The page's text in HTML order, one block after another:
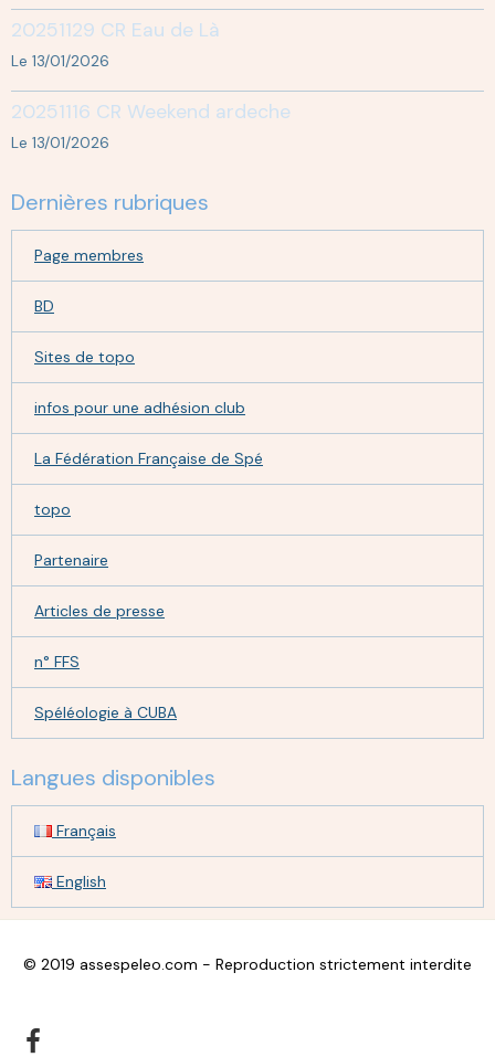
20251129 CR Eau de Là
Le 13/01/2026
20251116 CR Weekend ardeche
Le 13/01/2026
Dernières rubriques
Page membres
BD
Sites de topo
infos pour une adhésion club
La Fédération Française de Spé
topo
Partenaire
Articles de presse
n° FFS
Spéléologie à CUBA
Langues disponibles
Français
English
© 2019 assespeleo.com - Reproduction strictement interdite